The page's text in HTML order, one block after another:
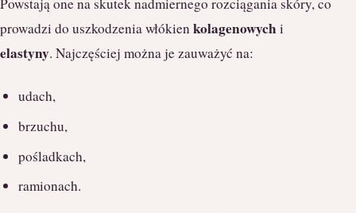
Powstają one na skutek nadmiernego rozciągania skóry, co
prowadzi do uszkodzenia włókienkolagenowych i
elastyny. Najczęściej można je zauważyć na:
udach,
brzuchu,
pośladkach,
ramionach.